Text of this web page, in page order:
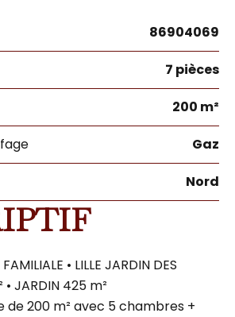
86904069
7 pièces
200 m²
Gaz
Nord
• LILLE JARDIN DES
• JARDIN 425 m²
de 200 m² avec 5 chambres +